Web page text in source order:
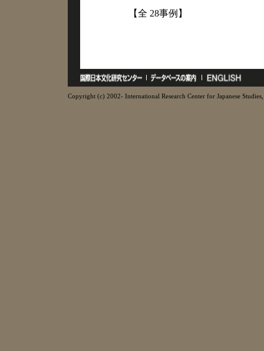
【全 28事例】
Copyright (c) 2002- International Research Center for Japanese